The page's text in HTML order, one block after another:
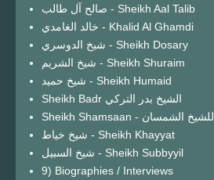
صالح آل طالب - Sheikh Aal Talib
خالد الغامدي - Khalid Al Ghamdi
شيخ الدوسري - Sheikh Dosary
شيخ الشريم - Sheikh Shuraim
شيخ حميد - Sheikh Humaid
Sheikh Badr الشيخ بدر التركي
Sheikh Shamsaan - للشيخ الشمسان
شيخ خياط - Sheikh Khayyat
شيخ السبيل - Sheikh Subbyyil
9) Biographies / Interviews